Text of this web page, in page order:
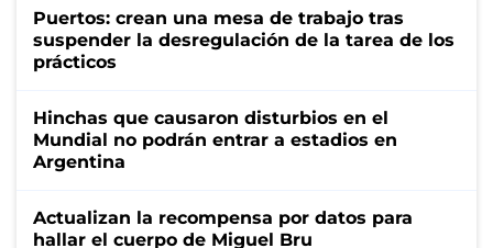
Puertos: crean una mesa de trabajo tras
suspender la desregulación de la tarea de los
prácticos
Hinchas que causaron disturbios en el
Mundial no podrán entrar a estadios en
Argentina
Actualizan la recompensa por datos para
hallar el cuerpo de Miguel Bru